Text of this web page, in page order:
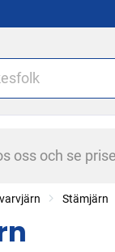
oss och se
Stämjärn